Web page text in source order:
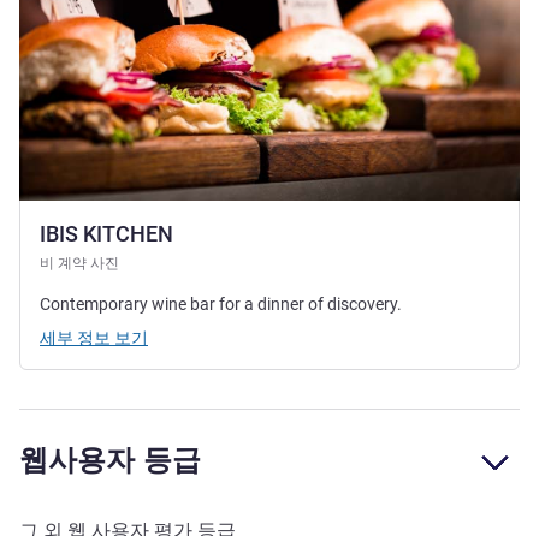
IBIS KITCHEN
비 계약 사진
Contemporary wine bar for a dinner of discovery.
세부 정보 보기
웹사용자 등급
그 외 웹 사용자 평가 등급